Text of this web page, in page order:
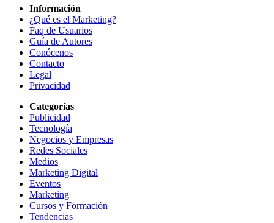
Información
¿Qué es el Marketing?
Faq de Usuarios
Guía de Autores
Conócenos
Contacto
Legal
Privacidad
Categorías
Publicidad
Tecnología
Negocios y Empresas
Redes Sociales
Medios
Marketing Digital
Eventos
Marketing
Cursos y Formación
Tendencias